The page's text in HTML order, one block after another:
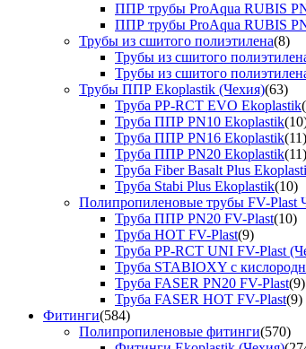
ППР трубы ProAqua RUBIS
ППР трубы ProAqua RUBIS
Трубы из сшитого полиэтилена(8)
Трубы из сшитого
Трубы из сшитого
Трубы ППР Ekoplastik (Чехия)(63)
Труба PP-RCT EVO Ekoplastik
Труба ППР PN10 Ekoplastik
Труба ППР PN16 Ekoplastik(11)
Труба ППР PN20 Ekoplastik(11)
Труба Fiber Basalt Plus
Труба Stabi Plus Ekoplastik(10)
Полипропиленовые трубы FV-Plast
Труба ППР PN20 FV-Plast(10)
Труба HOT FV-Plast(9)
Труба PP-RCT UNI FV-Plast
Труба STABIOXY с
Труба FASER PN20 FV-Plast(9)
Труба FASER HOT FV-Plast(9)
Фитинги(584)
Полипропиленовые фитинги(570)